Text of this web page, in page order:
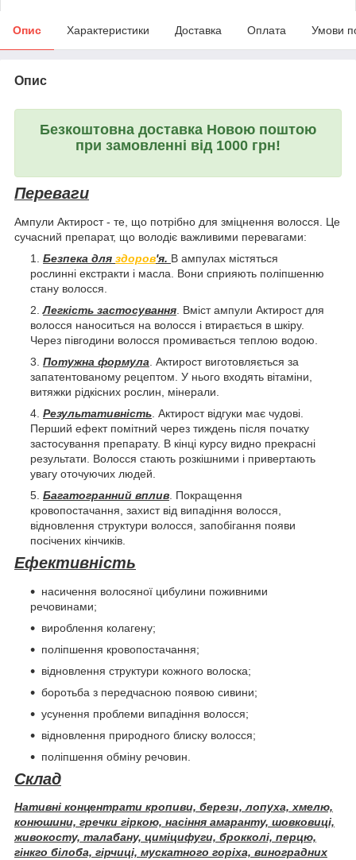
Опис Характеристики Доставка Оплата Умови
Опис
Безкоштовна доставка Новою поштою
при замовленні від 1000 грн!
Переваги
Ампули Актирост - те, що потрібно для зміцнення волосся. Це
сучасний препарат, що володіє важливими перевагами:
Безпека для здоров'я. В ампулах містяться
рослинні екстракти і масла. Вони сприяють поліпшенню
стану волосся.
Легкість застосування . Вміст ампули Актирост для
волосся наноситься на волосся і втирається в шкіру.
Через півгодини волосся промивається теплою водою.
Потужна формула . Актирост виготовляється за
запатентованому рецептом. У нього входять вітаміни,
витяжки рідкісних рослин, мінерали.
Результативність . Актирост відгуки має чудові.
Перший ефект помітний через тиждень після початку
застосування препарату. В кінці курсу видно прекрасні
результати. Волосся стають розкішними і привертають
увагу оточуючих людей.
Багатогранний вплив . Покращення
кровопостачання, захист від випадіння волосся,
відновлення структури волосся, запобігання появи
посічених кінчиків.
Ефективність
насичення волосяної цибулини поживними
речовинами;
вироблення колагену;
поліпшення кровопостачання;
відновлення структури кожного волоска;
боротьба з передчасною появою сивини;
усунення проблеми випадіння волосся;
відновлення природного блиску волосся;
поліпшення обміну речовин.
Склад
Нативні концентрати кропиви, берези, лопуха, хмелю,
конюшини, гречки гіркою, насіння амаранту, шовковиці,
живокосту, талабану, циміцифуги, брокколі, перцю,
гінкго білоба, гірчиці, мускатного горіха, виноградних